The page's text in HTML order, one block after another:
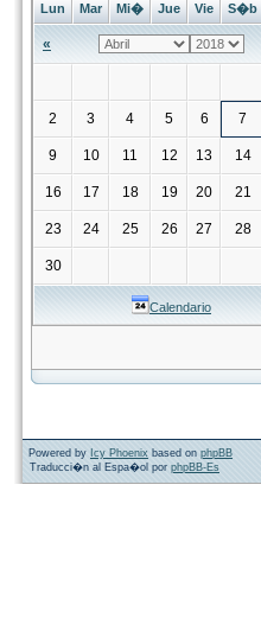
Lun Mar Mi� Jue Vie S�b
«
2 3 4 5 6 7
9 10 11 12 13 14
16 17 18 19 20 21
23 24 25 26 27 28
30
Calendario
Powered by Icy Phoenix based on phpBB
Traducci�n al Espa�ol por phpBB-Es